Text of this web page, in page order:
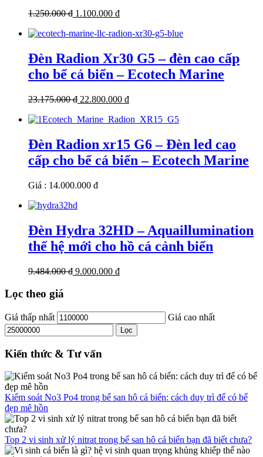
1.250.000 đ 1.100.000 đ
Đèn Radion Xr30 G5 – đèn cao cấp
cho bể cá biển – Ecotech Marine
23.175.000 đ 22.800.000 đ
Đèn Radion xr15 G6 – Đèn led cao
cấp cho bể cá biển – Ecotech Marine
Giá : 14.000.000 đ
Đèn Hydra 32HD – Aquaillumination
thế hệ mới cho hồ cá cảnh biển
9.484.000 đ 9.000.000 đ
Lọc theo giá
Giá thấp nhất Giá cao nhất
Lọc
Kiến thức & Tư vấn
Kiểm soát No3 Po4 trong bể san hô cá biển: cách duy trì để có bể
đẹp mê hồn
Top 2 vi sinh xử lý nitrat trong bể san hô cá biển bạn đã biết chưa?